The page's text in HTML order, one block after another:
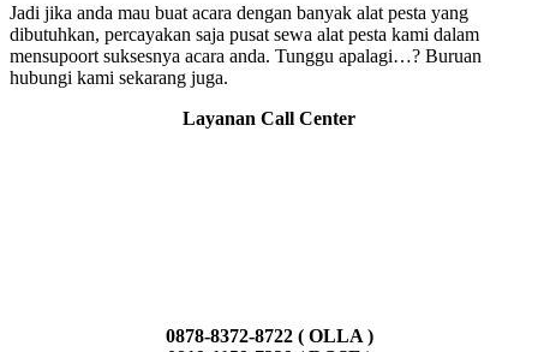
Jadi jika anda mau buat acara dengan banyak alat pesta yang
dibutuhkan, percayakan saja pusat sewa alat pesta kami dalam
mensupoort suksesnya acara anda. Tunggu apalagi…? Buruan
hubungi kami sekarang juga.
Layanan Call Center
0878-8372-8722 ( OLLA )